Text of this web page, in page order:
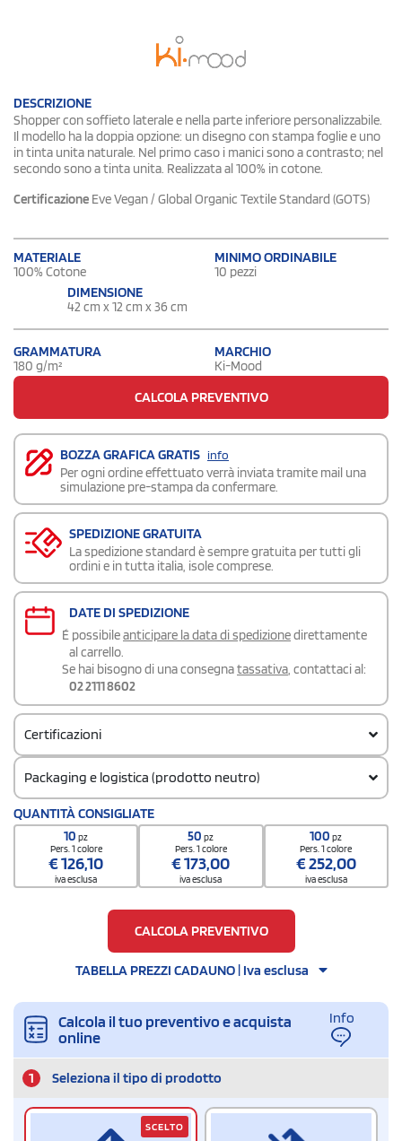
DESCRIZIONE
Shopper con soffieto laterale e nella parte inferiore personalizzabile.
Il modello ha la doppia opzione: un disegno con stampa foglie e uno
in tinta unita naturale. Nel primo caso i manici sono a contrasto; nel
secondo sono a tinta unita. Realizzata al 100% in cotone.
Certificazione Eve Vegan / Global Organic Textile Standard (GOTS)
MATERIALE
100% Cotone
MINIMO ORDINABILE
10 pezzi
DIMENSIONE
42 cm x 12 cm x 36 cm
GRAMMATURA
180 g/m²
MARCHIO
Ki-Mood
CALCOLA PREVENTIVO
BOZZA GRAFICA GRATIS info
Per ogni ordine effettuato verrà inviata tramite mail una
simulazione pre-stampa da confermare.
SPEDIZIONE GRATUITA
La spedizione standard è sempre gratuita per tutti gli
ordini e in tutta italia, isole comprese.
DATE DI SPEDIZIONE
É possibileanticipare la data di spedizionedirettamente
al carrello.
Se hai bisogno di una consegnatassativa, contattaci al:
02 2111 8602
Certificazioni
Packaging e logistica (prodotto neutro)
Codice doganale
42029298
QUANTITÀ CONSIGLIATE
10pz
Pers. 1 colore
€126,10
iva esclusa
50pz
Pers. 1 colore
€173,00
iva esclusa
100pz
Pers. 1 colore
€252,00
iva esclusa
CALCOLA PREVENTIVO
TABELLA PREZZI CADAUNO | Iva esclusa
Calcola il tuo preventivo e acquista
online
Info
1 Seleziona il tipo di prodotto
SCELTO